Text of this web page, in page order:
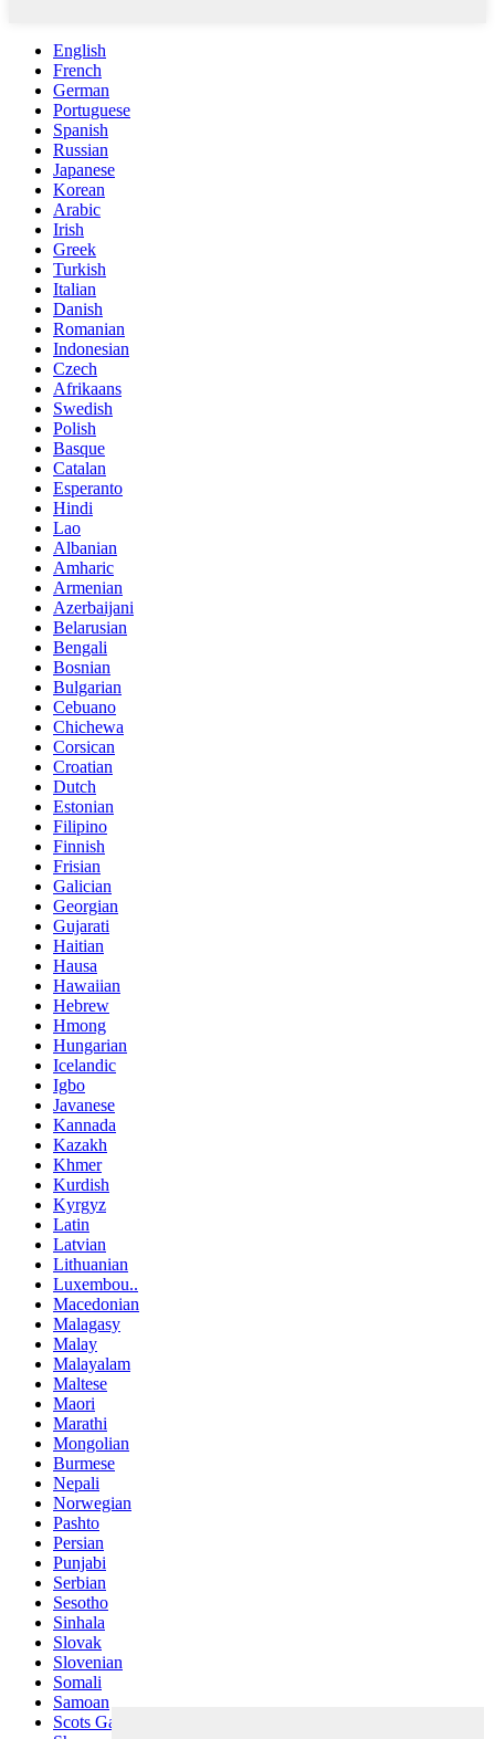
English
French
German
Portuguese
Spanish
Russian
Japanese
Korean
Arabic
Irish
Greek
Turkish
Italian
Danish
Romanian
Indonesian
Czech
Afrikaans
Swedish
Polish
Basque
Catalan
Esperanto
Hindi
Lao
Albanian
Amharic
Armenian
Azerbaijani
Belarusian
Bengali
Bosnian
Bulgarian
Cebuano
Chichewa
Corsican
Croatian
Dutch
Estonian
Filipino
Finnish
Frisian
Galician
Georgian
Gujarati
Haitian
Hausa
Hawaiian
Hebrew
Hmong
Hungarian
Icelandic
Igbo
Javanese
Kannada
Kazakh
Khmer
Kurdish
Kyrgyz
Latin
Latvian
Lithuanian
Luxembou..
Macedonian
Malagasy
Malay
Malayalam
Maltese
Maori
Marathi
Mongolian
Burmese
Nepali
Norwegian
Pashto
Persian
Punjabi
Serbian
Sesotho
Sinhala
Slovak
Slovenian
Somali
Samoan
Scots Gaelic